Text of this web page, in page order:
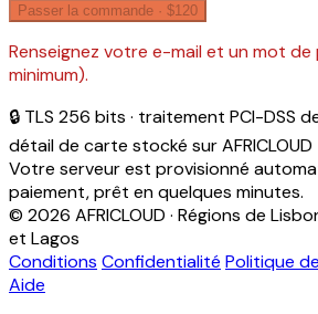
Passer la commande · $120
Renseignez votre e-mail et un mot
minimum).
🔒 TLS 256 bits · traitement PCI-DSS
détail de carte stocké sur AFRICLOUD
Votre serveur est provisionné
paiement, prêt en quelques minutes.
© 2026 AFRICLOUD · Régions de
et Lagos
Conditions Confidentialité Politique
Aide